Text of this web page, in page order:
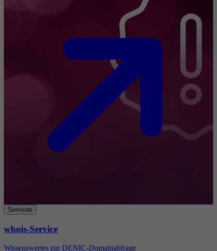
Services
whois-Service
Wissenswertes zur DENIC-Domainabfrage